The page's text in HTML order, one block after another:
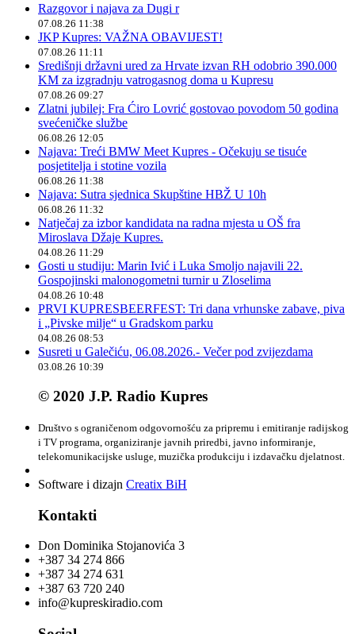
Razgovor i najava za Dugi r
07.08.26 11:38
JKP Kupres: VAŽNA OBAVIJEST!
07.08.26 11:11
Središnji državni ured za Hrvate izvan RH odobrio 390.000
KM za izgradnju vatrogasnog doma u Kupresu
07.08.26 09:27
Zlatni jubilej: Fra Ćiro Lovrić gostovao povodom 50 godina
svećeničke službe
06.08.26 12:05
Najava: Treći BMW Meet Kupres - Očekuju se tisuće
posjetitelja i stotine vozila
06.08.26 11:38
Najava: Sutra sjednica Skupštine HBŽ U 10h
06.08.26 11:32
Natječaj za izbor kandidata na radna mjesta u OŠ fra
Miroslava Džaje Kupres.
04.08.26 11:29
Gosti u studiju: Marin Ivić i Luka Smoljo najavili 22.
Gospojinski malonogometni turnir u Zloselima
04.08.26 10:48
PRVI KUPRESBEERFEST: Tri dana vrhunske zabave, piva
i „Pivske milje“ u Gradskom parku
04.08.26 08:53
Susreti u Galečiću, 06.08.2026.- Večer pod zvijezdama
03.08.26 10:39
© 2020 J.P. Radio Kupres
Društvo s ograničenom odgovornošću za pripremu i emitiranje radijskog
i TV programa, organiziranje javnih priredbi, javno informiranje,
telekomunikacijske usluge, muzička produkciju i izdavačku djelatnost.
Software i dizajn Creatix BiH
Kontakti
Don Dominika Stojanovića 3
+387 34 274 866
+387 34 274 631
+387 63 720 240
info@kupreskiradio.com